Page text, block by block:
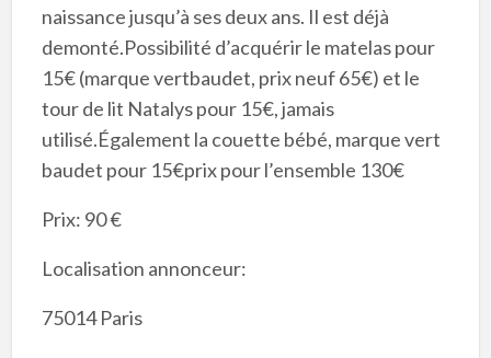
naissance jusqu’à ses deux ans. Il est déjà
demonté.Possibilité d’acquérir le matelas pour
15€ (marque vertbaudet, prix neuf 65€) et le
tour de lit Natalys pour 15€, jamais
utilisé.Également la couette bébé, marque vert
baudet pour 15€prix pour l’ensemble 130€
Prix: 90 €
Localisation annonceur:
75014 Paris